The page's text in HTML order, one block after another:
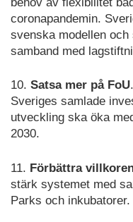
coronapandemin.
svenska modellen
samband med
10. Satsa mer på FoU
Sveriges samlade
utveckling ska öka
2030.
11. Förbättra
stärk systemet med
Parks och inkubatorer.